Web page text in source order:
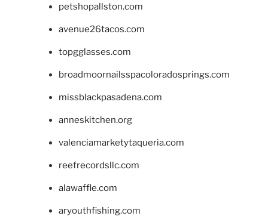
petshopallston.com
avenue26tacos.com
topgglasses.com
broadmoornailsspacoloradosprings.com
missblackpasadena.com
anneskitchen.org
valenciamarketytaqueria.com
reefrecordsllc.com
alawaffle.com
aryouthfishing.com